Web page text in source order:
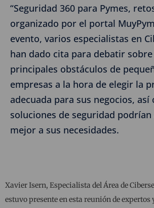
“Seguridad 360 para Pymes,
organizado por el portal
evento, varios especialistas en
han dado cita para debatir
principales obstáculos de
empresas a la hora de elegir la
adecuada para sus negocios, así
soluciones de seguridad
mejor a sus necesidades.
Xavier Isern, Especialista del Área de
estuvo presente en esta reunión de expertos